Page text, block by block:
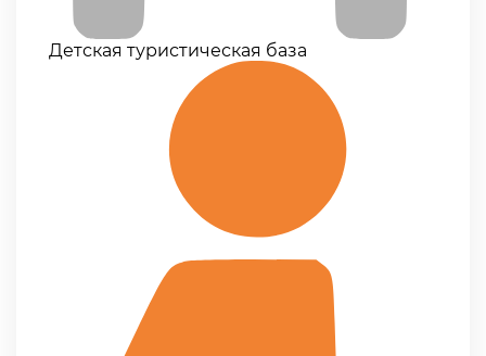
Детская туристическая база